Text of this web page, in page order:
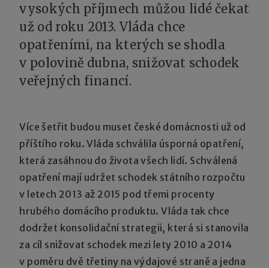
vysokých příjmech můžou lidé čekat
už od roku 2013. Vláda chce
opatřeními, na kterých se shodla
v polovině dubna, snižovat schodek
veřejných financí.
Více šetřit budou muset české domácnosti už od
příštího roku. Vláda schválila úsporná opatření,
která zasáhnou do života všech lidí. Schválená
opatření mají udržet schodek státního rozpočtu
v letech 2013 až 2015 pod třemi procenty
hrubého domácího produktu. Vláda tak chce
dodržet konsolidační strategii, která si stanovila
za cíl snižovat schodek mezi lety 2010 a 2014
v poměru dvě třetiny na výdajové straně a jedna